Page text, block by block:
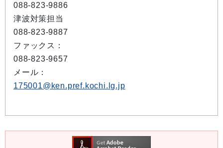
088-823-9886
津波対策担当
088-823-9887
ファックス：
088-823-9657
メール：
175001@ken.pref.kochi.lg.jp